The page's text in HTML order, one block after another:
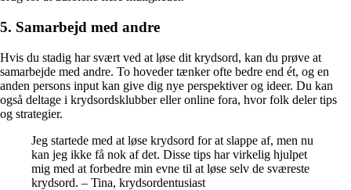
5. Samarbejd med andre
Hvis du stadig har svært ved at løse dit krydsord, kan du prøve at
samarbejde med andre. To hoveder tænker ofte bedre end ét, og en
anden persons input kan give dig nye perspektiver og ideer. Du kan
også deltage i krydsordsklubber eller online fora, hvor folk deler tips
og strategier.
Jeg startede med at løse krydsord for at slappe af, men nu
kan jeg ikke få nok af det. Disse tips har virkelig hjulpet
mig med at forbedre min evne til at løse selv de sværeste
krydsord. – Tina, krydsordentusiast